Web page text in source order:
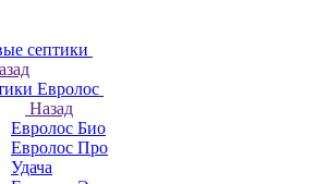
септики
Евролос
Назад
Евролос Био
Евролос Про
Удача